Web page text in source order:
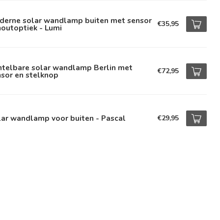
solar wandlamp buiten met sensor
- Lumi €35,95
solar wandlamp Berlin met
en stelknop €72,95
wandlamp voor buiten - Pascal €29,95